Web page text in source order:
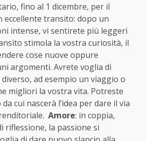
fino al 1 dicembre, per il
eccellente transito: dopo un
intense, vi sentirete più leggeri
stimola la vostra curiosità, il
cose nuove oppure
argomenti. Avrete voglia di
ad esempio un viaggio o
migliori la vostra vita. Potreste
cui nascerà l’idea per dare il via
Amore: in coppia,
riflessione, la passione si